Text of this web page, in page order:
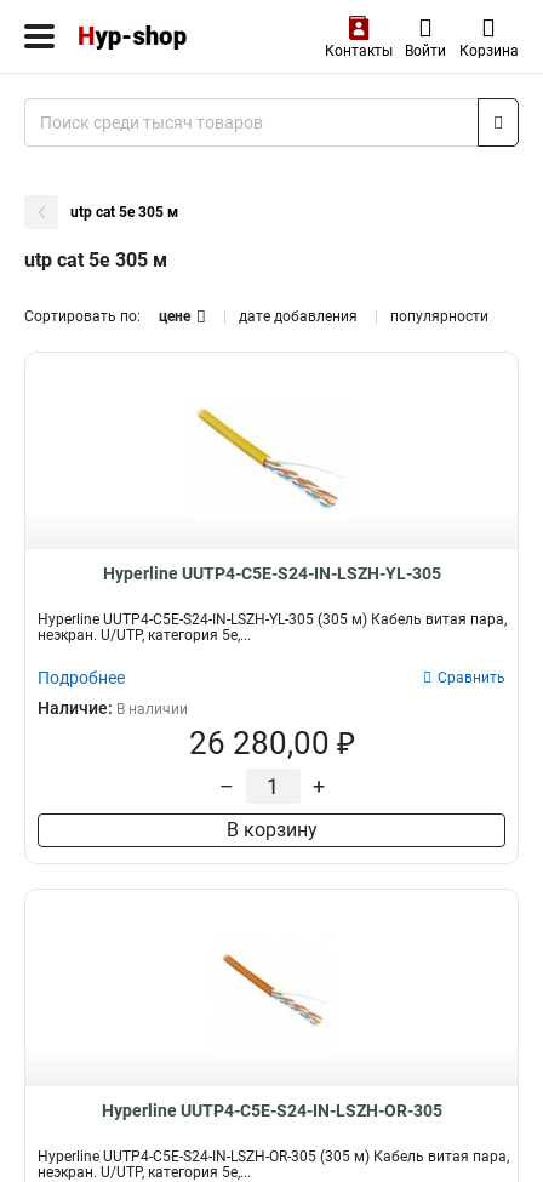
Контакты Войти Корзина
utp cat 5e 305 м
utp cat 5e 305 м
Сортировать по: цене дате добавления популярности
Hyperline UUTP4-C5E-S24-IN-LSZH-YL-305
Hyperline UUTP4-C5E-S24-IN-LSZH-YL-305 (305 м) Кабель витая пара,
неэкран. U/UTP, категория 5e,...
Подробнее Сравнить
Наличие: В наличии
26 280,00 ₽
– +
В корзину
Hyperline UUTP4-C5E-S24-IN-LSZH-OR-305
Hyperline UUTP4-C5E-S24-IN-LSZH-OR-305 (305 м) Кабель витая пара,
неэкран. U/UTP, категория 5e,...